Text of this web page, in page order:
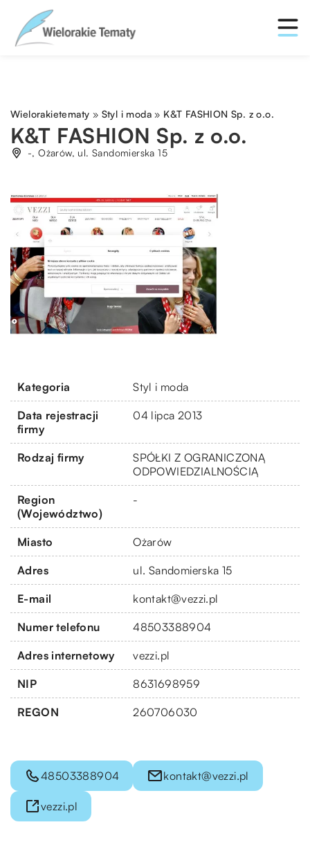
Wielorakietematy » Styl i moda » K&T FASHION Sp. z o.o.
K&T FASHION Sp. z o.o.
-, Ożarów, ul. Sandomierska 15
Kategoria Styl i moda
Data rejestracji
firmy
04 lipca 2013
Rodzaj firmy
SPÓŁKI Z OGRANICZONĄ
ODPOWIEDZIALNOŚCIĄ
Region
(Województwo)
-
Miasto Ożarów
Adres ul. Sandomierska 15
E-mail kontakt@vezzi.pl
Numer telefonu 48503388904
Adres internetowy vezzi.pl
NIP 8631698959
REGON 260706030
48503388904 kontakt@vezzi.pl
vezzi.pl